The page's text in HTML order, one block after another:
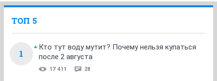
ТОП 5
1
Кто тут воду мутит? Почему нельзя купаться
после 2 августа
17 411 28